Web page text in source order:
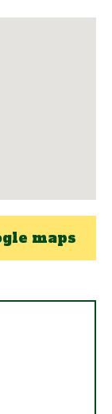
maps